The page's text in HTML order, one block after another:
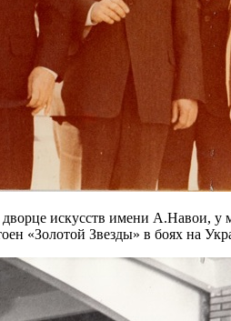
искусств имени
«Золотой Звезды» в боях на